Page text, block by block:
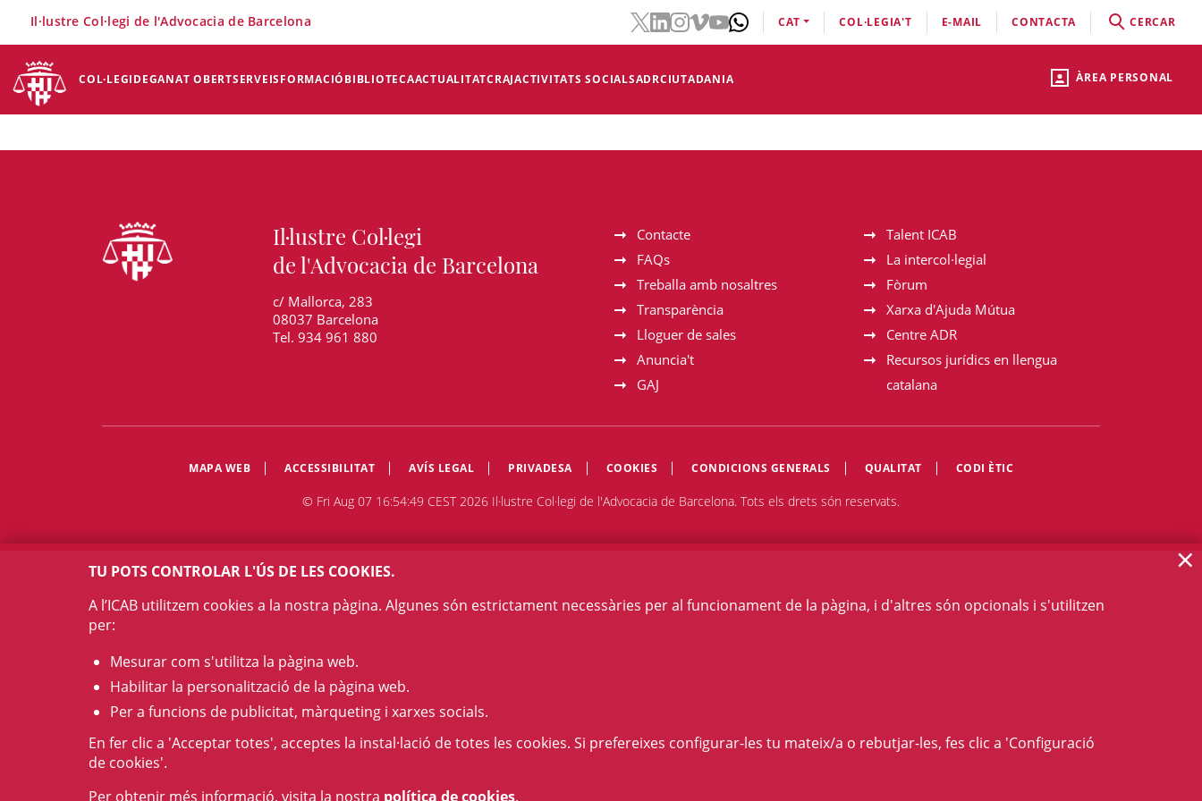
ÀREA PERSONAL
COL·LEGIDEGANAT OBERTSERVEISFORMACIÓBIBLIOTECAACTUALITATCRAJACTIVITATS SOCIALSADRCIUTADANIA
Il·lustre Col·legi de l'Advocacia de Barcelona CAT COL·LEGIA'T E-MAIL CONTACTA CERCAR
Il·lustre Col·legi
de l'Advocacia de Barcelona
c/ Mallorca, 283
08037 Barcelona
Tel. 934 961 880
Contacte
FAQs
Treballa amb nosaltres
Transparència
Lloguer de sales
Anuncia't
GAJ
Talent ICAB
La intercol·legial
Fòrum
Xarxa d'Ajuda Mútua
Centre ADR
Recursos jurídics en llengua
catalana
MAPA WEB ACCESSIBILITAT AVÍS LEGAL PRIVADESA COOKIES CONDICIONS GENERALS QUALITAT CODI ÈTIC
© Fri Aug 07 16:54:49 CEST 2026 Il·lustre Col·legi de l'Advocacia de Barcelona. Tots els drets són reservats.
TU POTS CONTROLAR L'ÚS DE LES COOKIES.
A l’ICAB utilitzem cookies a la nostra pàgina. Algunes són estrictament necessàries per al funcionament de la pàgina, i d'altres són opcionals i s'utilitzen
per:
Mesurar com s'utilitza la pàgina web.
Habilitar la personalització de la pàgina web.
Per a funcions de publicitat, màrqueting i xarxes socials.
En fer clic a 'Acceptar totes', acceptes la instal·lació de totes les cookies. Si prefereixes configurar-les tu mateix/a o rebutjar-les, fes clic a 'Configuració
de cookies'.
Per obtenir més informació, visita la nostra política de cookies.
×